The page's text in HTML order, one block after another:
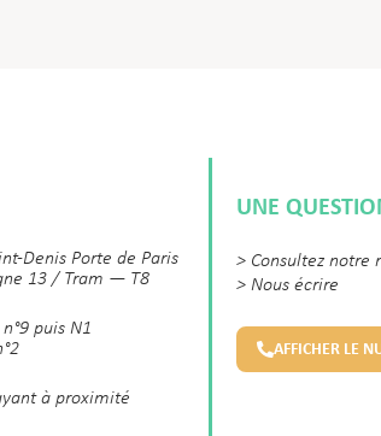
Denis Porte de Paris
13 / Tram — T8
puis N1
à proximité
UNE
> Consultez notre
> Nous écrire
AFFICHER LE